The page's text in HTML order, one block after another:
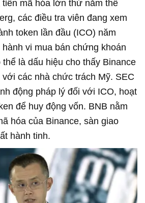
tiền mã hóa lớn thứ năm thế
các điều tra viên đang xem
token lần đầu (ICO) năm
vi mua bán chứng khoán
là dấu hiệu cho thấy Binance
các nhà chức trách Mỹ. SEC
động pháp lý đối với ICO, hoạt
để huy động vốn. BNB nằm
hóa của Binance, sàn giao
hành tinh.